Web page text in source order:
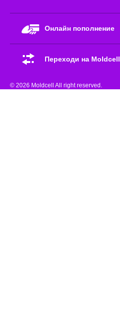
Онлайн пополнение
Переходи на Moldcell
© 2026 Moldcell All right reserved.